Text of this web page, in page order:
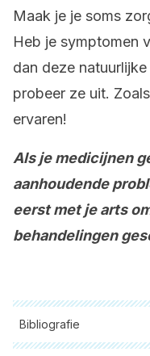
Maak je je soms
Heb je symptomen
dan deze
probeer ze uit.
ervaren!
Als je medicijnen
aanhoudende
eerst met je arts
behandelingen
Bibliografie
Alle aangehaalde